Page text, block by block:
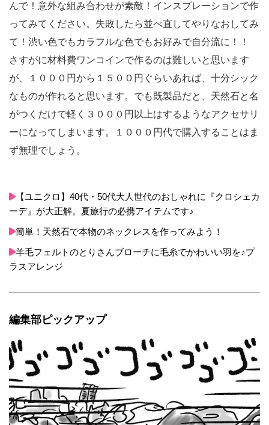
んで！意外な組み合わせが素敵！インスプレーションで作
ってみてください。失敗したら並べ直してやりなおしてみ
て！渋い色でもカラフルな色でもお好みで自分流に！！
さすがに材料費ワンコインで作るのは難しいと思います
が、１０００円から１５００円ぐらいあれば、十分シック
なものが作れると思います。でも既製品だと、天然石と名
がつくだけで軽く３０００円以上はするようなアクセサリ
ーになってしまいます。１０００円代で購入することはま
ず無理でしょう。
【ユニクロ】40代・50代大人世代のおしゃれに『クロシェカ
ーデ』が大正解。夏旅行の必携アイテムです♪
簡単！天然石で本物のネックレスを作ってみよう！
羊毛フェルトのとりさんブローチに毛糸でかわいい羽を♪プ
ラスアレンジ
編集部ピックアップ